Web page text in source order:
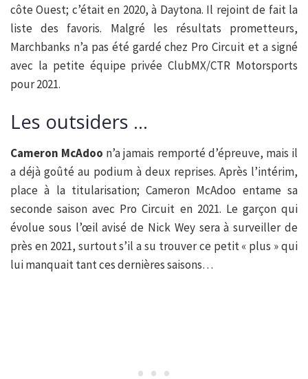
côte Ouest; c’était en 2020, à Daytona. Il rejoint de fait la
liste des favoris. Malgré les résultats prometteurs,
Marchbanks n’a pas été gardé chez Pro Circuit et a signé
avec la petite équipe privée ClubMX/CTR Motorsports
pour 2021.
Les outsiders …
Cameron McAdoo n’a jamais remporté d’épreuve, mais il
a déjà goûté au podium à deux reprises. Après l’intérim,
place à la titularisation; Cameron McAdoo entame sa
seconde saison avec Pro Circuit en 2021. Le garçon qui
évolue sous l’œil avisé de Nick Wey sera à surveiller de
près en 2021, surtout s’il a su trouver ce petit « plus » qui
lui manquait tant ces dernières saisons…